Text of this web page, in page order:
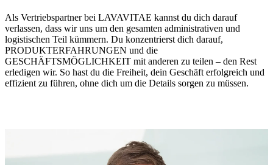
Als Vertriebspartner bei LAVAVITAE kannst du dich darauf
verlassen, dass wir uns um den gesamten administrativen und
logistischen Teil kümmern. Du konzentrierst dich darauf,
PRODUKTERFAHRUNGEN und die
GESCHÄFTSMÖGLICHKEIT mit anderen zu teilen – den Rest
erledigen wir. So hast du die Freiheit, dein Geschäft erfolgreich und
effizient zu führen, ohne dich um die Details sorgen zu müssen.